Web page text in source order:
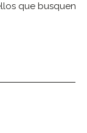
que busquen